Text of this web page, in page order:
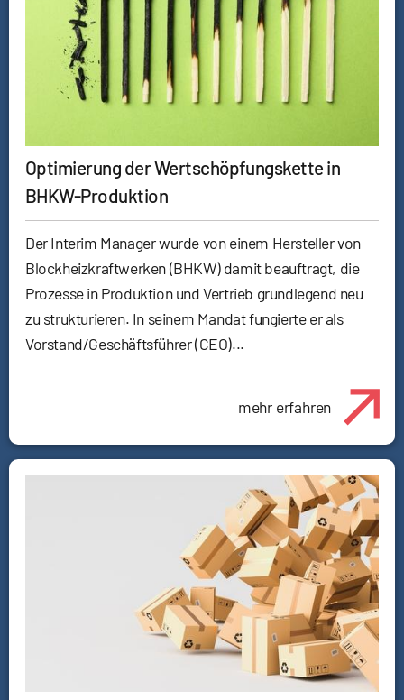
Optimierung der Wertschöpfungskette in
BHKW-Produktion
Der Interim Manager wurde von einem Hersteller von
Blockheizkraftwerken (BHKW) damit beauftragt, die
Prozesse in Produktion und Vertrieb grundlegend neu
zu strukturieren. In seinem Mandat fungierte er als
Vorstand/Geschäftsführer (CEO)...
mehr erfahren